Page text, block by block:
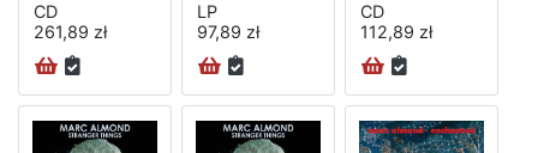
CD
261,89 zł
LP
97,89 zł
CD
112,89 zł